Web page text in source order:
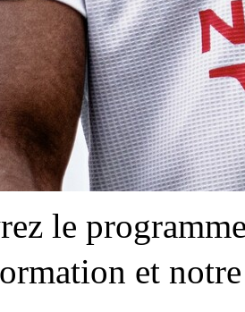
le
et